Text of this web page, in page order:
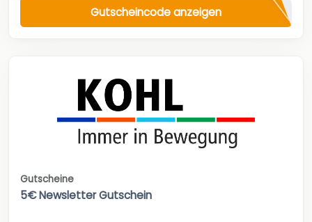
Gutscheincode anzeigen
Gutscheine
5€ Newsletter Gutschein